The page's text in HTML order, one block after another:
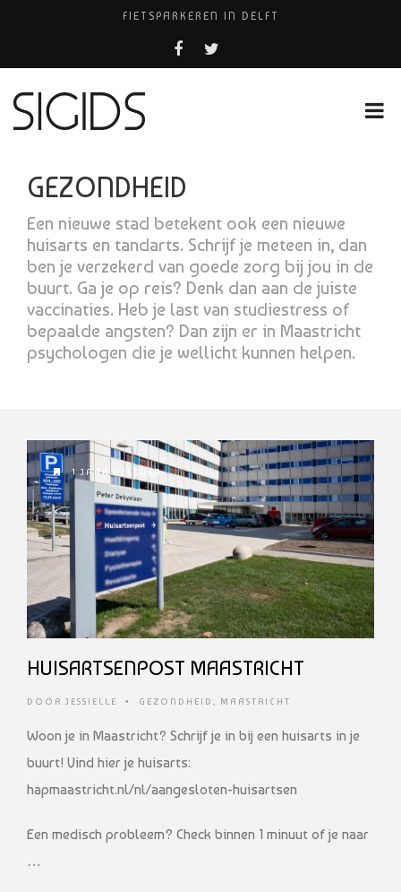
FIETSPARKEREN IN DELFT
PIZZERIA POMPEÏ ￼
BELEEF DE MAGIE VAN FILM BIJ KINEPOLIS
GEZONDHEID
Een nieuwe stad betekent ook een nieuwe
huisarts en tandarts. Schrijf je meteen in, dan
ben je verzekerd van goede zorg bij jou in de
buurt. Ga je op reis? Denk dan aan de juiste
vaccinaties. Heb je last van studiestress of
bepaalde angsten? Dan zijn er in Maastricht
psychologen die je wellicht kunnen helpen.
1 JAAR GELEDEN
HUISARTSENPOST MAASTRICHT
DOOR JESSIELLE • GEZONDHEID , MAASTRICHT
Woon je in Maastricht? Schrijf je in bij een huisarts in je
buurt! Vind hier je huisarts:
hapmaastricht.nl/nl/aangesloten-huisartsen
Een medisch probleem? Check binnen 1 minuut of je naar
…